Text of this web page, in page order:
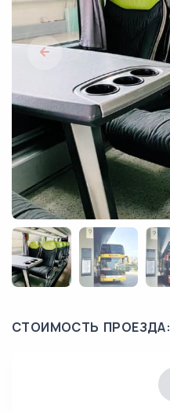
СТОИМОСТЬ ПРОЕЗДА: